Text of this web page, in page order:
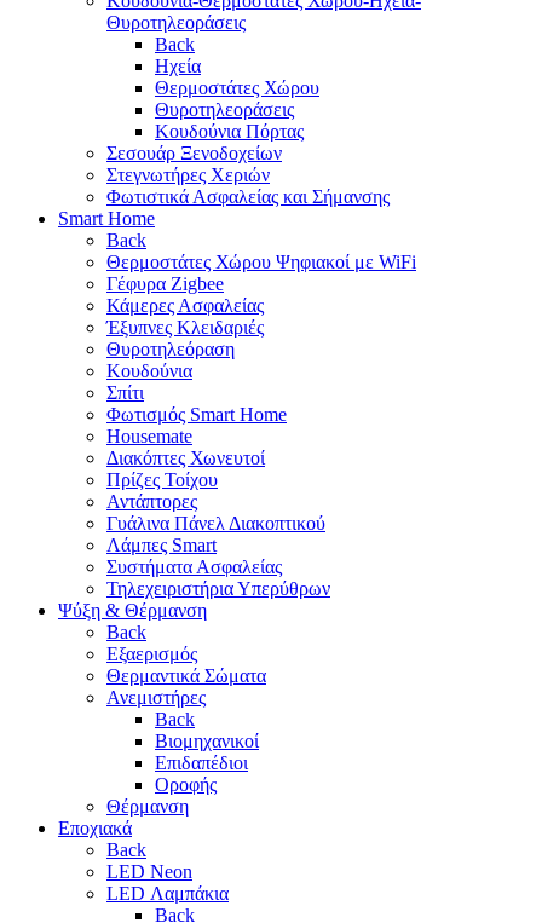
Θυροτηλεοράσεις
Back
Ηχεία
Θερμοστάτες Χώρου
Θυροτηλεοράσεις
Κουδούνια Πόρτας
Σεσουάρ Ξενοδοχείων
Στεγνωτήρες Χεριών
Φωτιστικά Ασφαλείας και Σήμανσης
Smart Home
Back
Θερμοστάτες Χώρου Ψηφιακοί με WiFi
Γέφυρα Zigbee
Κάμερες Ασφαλείας
Έξυπνες Κλειδαριές
Θυροτηλεόραση
Κουδούνια
Σπίτι
Φωτισμός Smart Home
Housemate
Διακόπτες Χωνευτοί
Πρίζες Τοίχου
Αντάπτορες
Γυάλινα Πάνελ Διακοπτικού
Λάμπες Smart
Συστήματα Ασφαλείας
Τηλεχειριστήρια Υπερύθρων
Ψύξη & Θέρμανση
Back
Εξαερισμός
Θερμαντικά Σώματα
Ανεμιστήρες
Back
Βιομηχανικοί
Επιδαπέδιοι
Οροφής
Θέρμανση
Εποχιακά
Back
LED Neon
LED Λαμπάκια
Back